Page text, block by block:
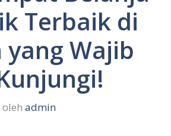
Terbaik di
yang Wajib
oleh admin